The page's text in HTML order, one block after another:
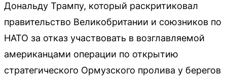
Дональду Трампу, который раскритиковал
правительство Великобритании и союзников по
НАТО за отказ участвовать в возглавляемой
американцами операции по открытию
стратегического Ормузского пролива у берегов